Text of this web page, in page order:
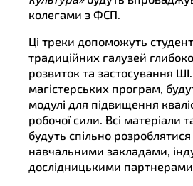
колегами з ФСП.
Ці треки допоможуть
традиційних галузей
розвиток та застосування
магістерських програм,
модулі для підвищення
робочої сили. Всі матеріали
будуть спільно
навчальними закладами,
дослідницькими